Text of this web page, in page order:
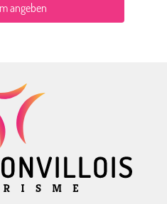
angeben